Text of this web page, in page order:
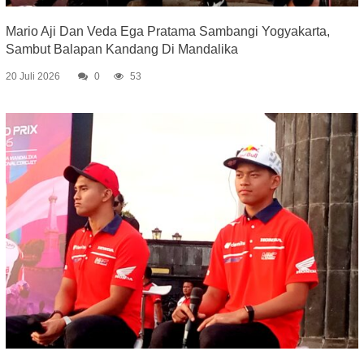
Mario Aji Dan Veda Ega Pratama Sambangi Yogyakarta,
Sambut Balapan Kandang Di Mandalika
20 Juli 2026 0 53